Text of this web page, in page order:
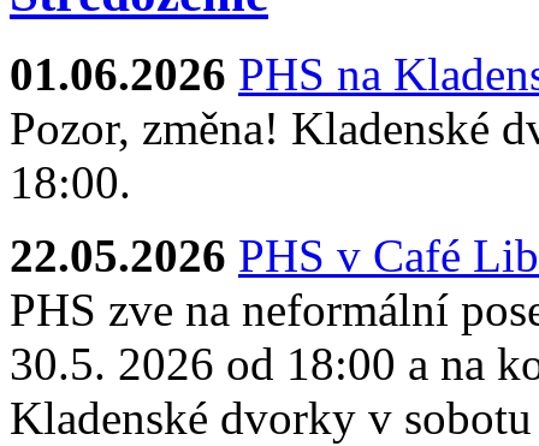
01.06.2026 PHS na
Pozor, změna! Kladenské
18:00.
22.05.2026 PHS v Café
PHS zve na neformální
30.5. 2026 od 18:00 a na
Kladenské dvorky v